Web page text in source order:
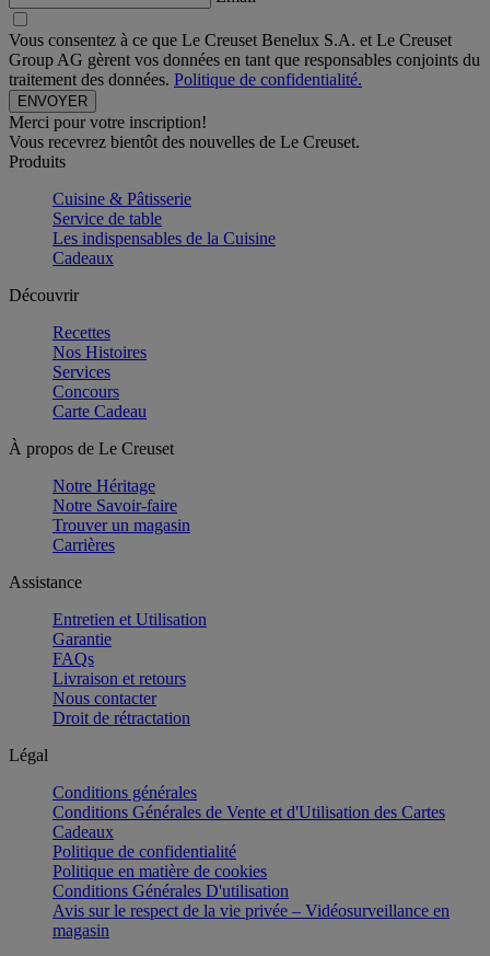
Vous consentez à ce que Le Creuset Benelux S.A. et Le Creuset
Group AG gèrent vos données en tant que responsables conjoints du
traitement des données. Politique de confidentialité.
Merci pour votre inscription!
Vous recevrez bientôt des nouvelles de Le Creuset.
Produits
Cuisine & Pâtisserie
Service de table
Les indispensables de la Cuisine
Cadeaux
Découvrir
Recettes
Nos Histoires
Services
Concours
Carte Cadeau
À propos de Le Creuset
Notre Héritage
Notre Savoir-faire
Trouver un magasin
Carrières
Assistance
Entretien et Utilisation
Garantie
FAQs
Livraison et retours
Nous contacter
Droit de rétractation
Légal
Conditions générales
Conditions Générales de Vente et d'Utilisation des Cartes
Cadeaux
Politique de confidentialité
Politique en matière de cookies
Conditions Générales D'utilisation
Avis sur le respect de la vie privée – Vidéosurveillance en
magasin